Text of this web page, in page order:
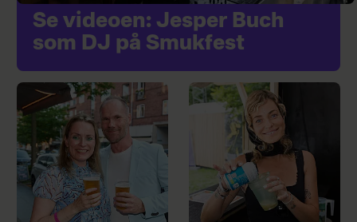
Se videoen: Jesper Buch
som DJ på Smukfest